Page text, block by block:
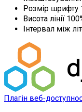
Розмір шрифту
Висота лінії 100
Інтервал між
Плагін веб-